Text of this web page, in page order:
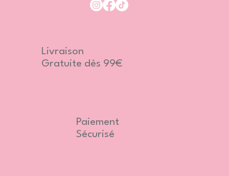
Livraison
Gratuite dès 99€
Paiement
Sécurisé